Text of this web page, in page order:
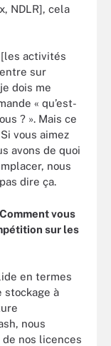
NDLR], cela
activités
sur
dois me
« qu’est-
? ». Mais ce
vous aimez
avons de quoi
nous
dire ça.
vous
étition sur les
en termes
stockage à
nous
nos licences